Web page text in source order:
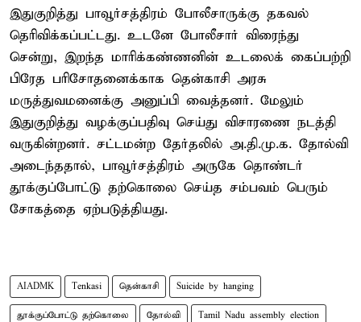
இதுகுறித்து பாவூர்சத்திரம் போலீசாருக்கு தகவல்
தெரிவிக்கப்பட்டது. உடனே போலீசார் விரைந்து
சென்று, இறந்த மாரிக்கண்ணனின் உடலைக் கைப்பற்றி
பிரேத பரிசோதனைக்காக தென்காசி அரசு
மருத்துவமனைக்கு அனுப்பி வைத்தனர். மேலும்
இதுகுறித்து வழக்குப்பதிவு செய்து விசாரணை நடத்தி
வருகின்றனர். சட்டமன்ற தேர்தலில் அ.தி.மு.க. தோல்வி
அடைந்ததால், பாவூர்சத்திரம் அருகே தொண்டர்
தூக்குப்போட்டு தற்கொலை செய்த சம்பவம் பெரும்
சோகத்தை ஏற்படுத்தியது.
AIADMK Tenkasi தென்காசி Suicide by hanging
தூக்குப்போட்டு தற்கொலை தோல்வி Tamil Nadu assembly election